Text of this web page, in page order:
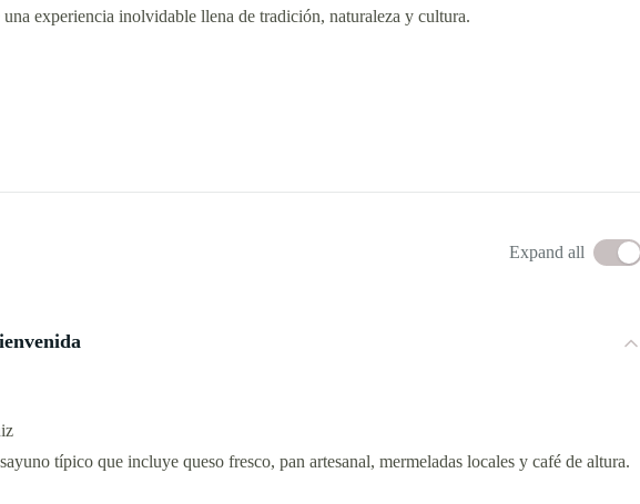
experiencia inolvidable llena de tradición, naturaleza y cultura.
Expand all
típico que incluye queso fresco, pan artesanal, mermeladas locales y café de altura.